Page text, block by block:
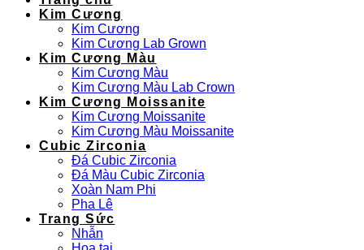
Kim Cương
Kim Cương
Kim Cương Lab Grown
Kim Cương Màu
Kim Cương Màu
Kim Cương Màu Lab Crown
Kim Cương Moissanite
Kim Cương Moissanite
Kim Cương Màu Moissanite
Cubic Zirconia
Đá Cubic Zirconia
Đá Màu Cubic Zirconia
Xoàn Nam Phi
Pha Lê
Trang Sức
Nhẫn